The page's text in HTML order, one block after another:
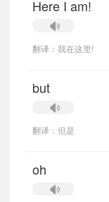
Here I am!
翻译：我在这里!
but
翻译：但是
oh